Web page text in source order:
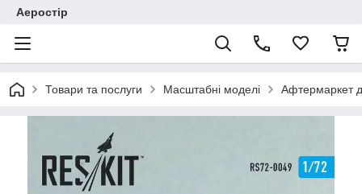
Аеростір
Товари та послуги Масштабні моделі Афтермаркет